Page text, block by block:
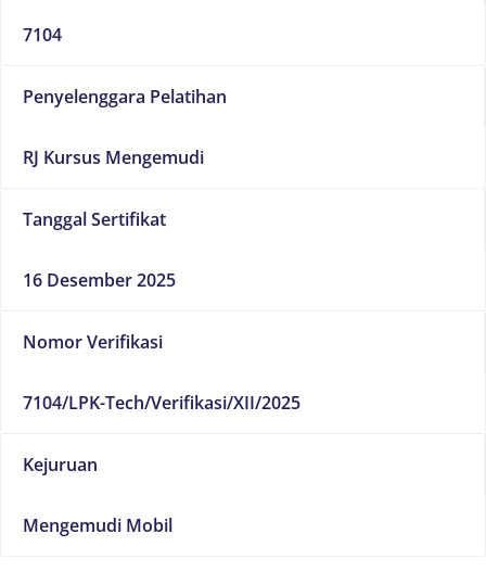
7104
Penyelenggara Pelatihan
RJ Kursus Mengemudi
Tanggal Sertifikat
16 Desember 2025
Nomor Verifikasi
7104/LPK-Tech/Verifikasi/XII/2025
Kejuruan
Mengemudi Mobil